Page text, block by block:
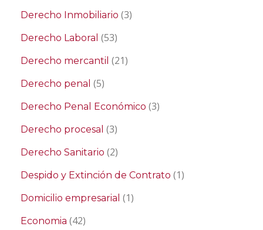
Derecho Inmobiliario (3)
Derecho Laboral (53)
Derecho mercantil (21)
Derecho penal (5)
Derecho Penal Económico (3)
Derecho procesal (3)
Derecho Sanitario (2)
Despido y Extinción de Contrato (1)
Domicilio empresarial (1)
Economia (42)